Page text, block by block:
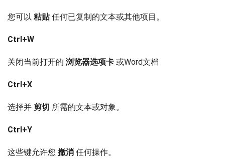
您可以 粘贴任何已复制的文本或其他项目。
Ctrl+W
关闭当前打开的 浏览器选项卡 或Word文档
Ctrl+X
选择并 剪切 所需的文本或对象。
Ctrl+Y
这些键允许您 撤消 任何操作。